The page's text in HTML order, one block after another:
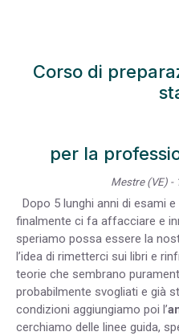
Corso di
per la
Mestre (VE) -
Dopo 5 lunghi anni di esami
finalmente ci fa affacciare e
speriamo possa essere la
l’idea di rimetterci sui libri e
teorie che sembrano
probabilmente svogliati e già
condizioni aggiungiamo poi l’
cerchiamo delle linee guida,